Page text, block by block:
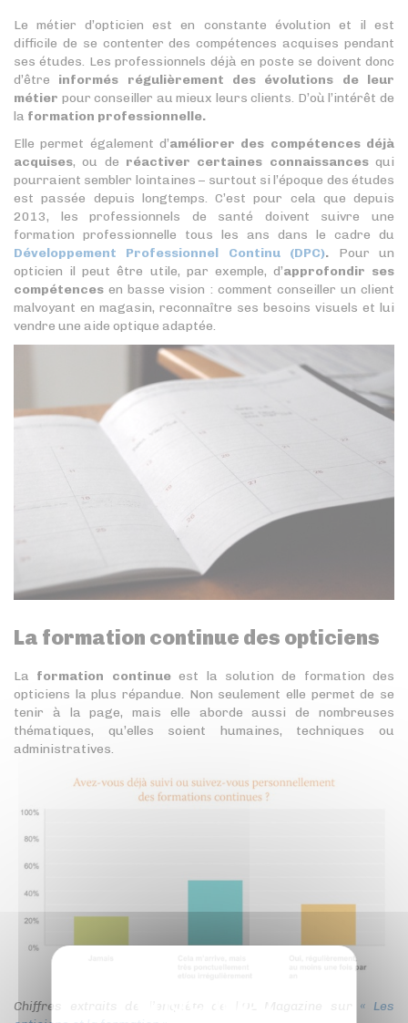
Le métier d’opticien est en constante évolution et il est
difficile de se contenter des compétences acquises pendant
ses études. Les professionnels déjà en poste se doivent donc
d’être informés régulièrement des évolutions de leur
métier pour conseiller au mieux leurs clients. D’où l’intérêt de
la formation professionnelle.
Elle permet également d’améliorer des compétences déjà
acquises, ou de réactiver certaines connaissancesqui
pourraient sembler lointaines – surtout si l’époque des études
est passée depuis longtemps. C’est pour cela que depuis
2013, les professionnels de santé doivent suivre une
formation professionnelle tous les ans dans le cadre du
Développement Professionnel Continu (DPC). Pour un
opticien il peut être utile, par exemple, d’approfondir ses
compétences en basse vision : comment conseiller un client
malvoyant en magasin, reconnaître ses besoins visuels et lui
vendre une aide optique adaptée.
La formation continue des opticiens
La formation continueest la solution de formation des
opticiens la plus répandue. Non seulement elle permet de se
tenir à la page, mais elle aborde aussi de nombreuses
thématiques, qu’elles soient humaines, techniques ou
administratives.
Chiffres extraits de l’enquête de l’OL Magazine sur « Les